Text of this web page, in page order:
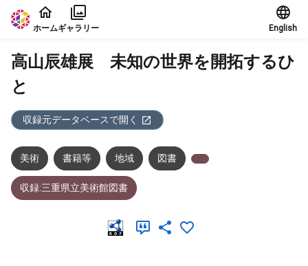
本文に飛ぶ
ホームギャラリー English
高山辰雄展 未知の世界を開拓するひ
と
収録元データベースで開く
美術 書籍等 地域 図書
収録:三重県立美術館図書